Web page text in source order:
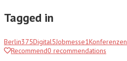
Tagged in
Berlin375Digital5Jobmesse1Konferenzen
Recommend0 recommendations